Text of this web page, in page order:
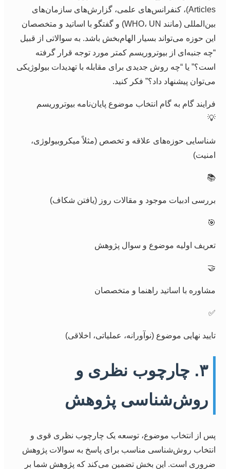
Articles)، کنفرانس‌های علمی، گزارش‌های سازمان‌های
بین‌المللی (مانند WHO، UN) و گفتگو با اساتید و متخصصان
این حوزه می‌تواند بسیار الهام‌بخش باشد. به سوالاتی از قبیل
“چه جنبه‌ای از بیوتروریسم کمتر مورد توجه قرار گرفته
است؟” یا “چه روش جدیدی برای مقابله با تهدیدات بیولوژیکی
می‌توان پیشنهاد داد؟” فکر کنید.
فرایند گام به گام انتخاب موضوع پایان‌نامه بیوتروریسم
💡
شناسایی حوزه‌های علاقه و تخصص (مثلاً میکروبیولوژی،
امنیت)
📚
بررسی ادبیات موجود و مقالات روز (یافتن شکاف)
🎯
تعریف اولیه موضوع و سوال پژوهش
🤝
مشاوره با اساتید راهنما و متخصصان
✅
تایید نهایی موضوع (نوآورانه، عملیاتی، اخلاقی)
۳. چارچوب نظری و
روش‌شناسی پژوهش
پس از انتخاب موضوع، توسعه یک چارچوب نظری قوی و
انتخاب روش‌شناسی مناسب برای پاسخ به سوالات پژوهش
ضروری است. این بخش تضمین می‌کند که پژوهش شما بر